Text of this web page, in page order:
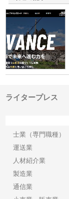
ライタープレス
士業（専門職種）
運送業
人材紹介業
製造業
通信業